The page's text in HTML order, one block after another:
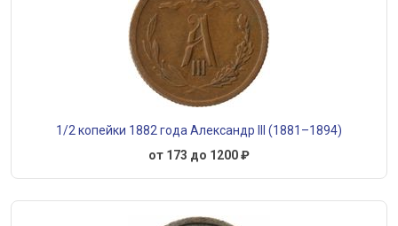
1/2 копейки 1882 года Александр III (1881–1894)
от 173 до 1200 ₽